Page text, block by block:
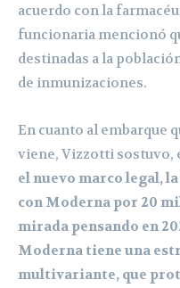
acuerdo con la
funcionaria mencionó
destinadas a la
de inmunizaciones.
En cuanto al embarque
viene, Vizzotti sostuvo,
el nuevo marco legal,
con Moderna por 20
mirada pensando en
Moderna tiene una
multivariante, que